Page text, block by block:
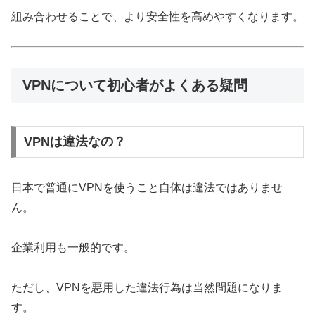
組み合わせることで、より安全性を高めやすくなります。
VPNについて初心者がよくある疑問
VPNは違法なの？
日本で普通にVPNを使うこと自体は違法ではありませ
ん。
企業利用も一般的です。
ただし、VPNを悪用した違法行為は当然問題になりま
す。